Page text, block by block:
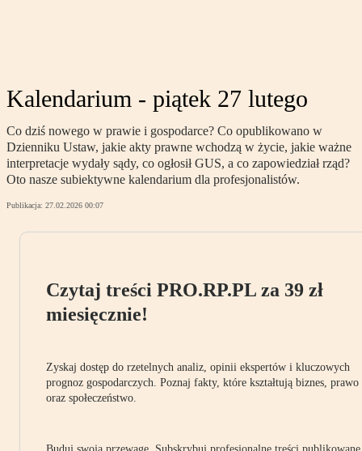
Kalendarium - piątek 27 lutego
Co dziś nowego w prawie i gospodarce? Co opublikowano w
Dzienniku Ustaw, jakie akty prawne wchodzą w życie, jakie ważne
interpretacje wydały sądy, co ogłosił GUS, a co zapowiedział rząd?
Oto nasze subiektywne kalendarium dla profesjonalistów.
Publikacja: 27.02.2026 00:07
Czytaj treści PRO.RP.PL za 39 zł
miesięcznie!
Zyskaj dostęp do rzetelnych analiz, opinii ekspertów i kluczowych
prognoz gospodarczych. Poznaj fakty, które kształtują biznes, prawo
oraz społeczeństwo.